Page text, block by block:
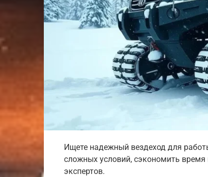
Ищете надежный вездеход для
сложных условий, сэкономить время
экспертов.